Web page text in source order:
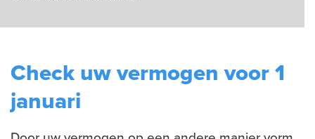
Check uw vermogen voor 1
januari